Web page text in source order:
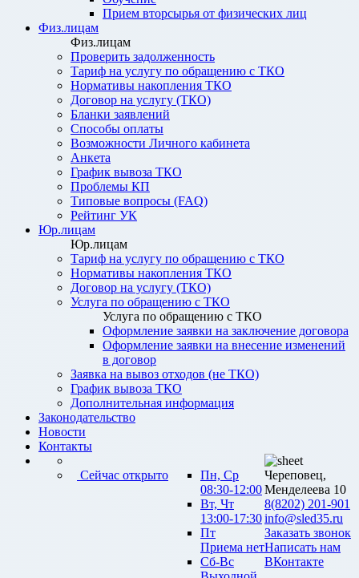
Прием вторсырья от физических лиц
Физ.лицам
Физ.лицам
Проверить задолженность
Тариф на услугу по обращению с ТКО
Нормативы накопления ТКО
Договор на услугу (ТКО)
Бланки заявлений
Способы оплаты
Возможности Личного кабинета
Анкета
График вывоза ТКО
Проблемы КП
Типовые вопросы (FAQ)
Рейтинг УК
Юр.лицам
Юр.лицам
Тариф на услугу по обращению с ТКО
Нормативы накопления ТКО
Договор на услугу (ТКО)
Услуга по обращению с ТКО
Услуга по обращению с ТКО
Оформление заявки на заключение договора
Оформление заявки на внесение изменений
в договор
Заявка на вывоз отходов (не ТКО)
График вывоза ТКО
Дополнительная информация
Законодательство
Новости
Контакты
Сейчас открыто
Пн, Ср
08:30-12:00
Вт, Чт
13:00-17:30
Пт
Приема нет
Сб-Вс
Череповец,
Менделеева 10
8(8202) 201-901
info@sled35.ru
Заказать звонок
Написать нам
ВКонтакте